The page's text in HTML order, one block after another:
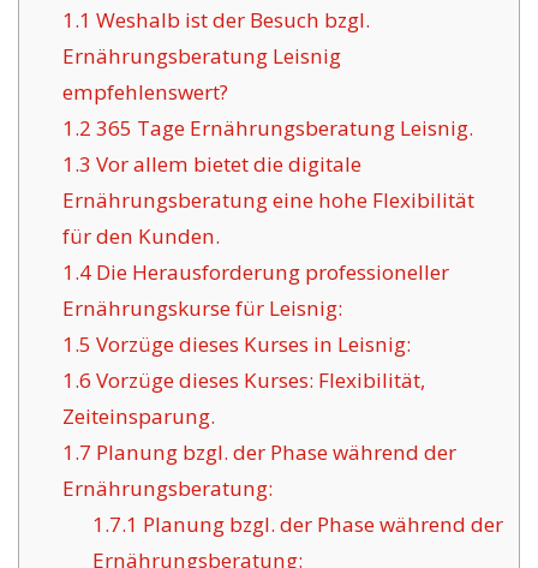
1.1 Weshalb ist der Besuch bzgl.
Ernährungsberatung Leisnig
empfehlenswert?
1.2 365 Tage Ernährungsberatung Leisnig.
1.3 Vor allem bietet die digitale
Ernährungsberatung eine hohe Flexibilität
für den Kunden.
1.4Die Herausforderung professioneller
Ernährungskurse für Leisnig:
1.5 Vorzüge dieses Kurses in Leisnig:
1.6 Vorzüge dieses Kurses: Flexibilität,
Zeiteinsparung.
1.7 Planung bzgl. der Phase während der
Ernährungsberatung:
1.7.1 Planung bzgl. der Phase während der
Ernährungsberatung: